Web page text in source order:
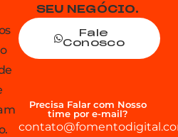
SEU NEGÓCIO.
Fale
Conosco
Precisa Falar com Nosso
time por e-mail?